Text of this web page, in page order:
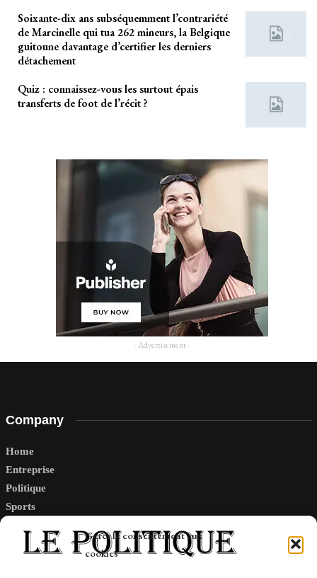
Gérer le consentement aux
cookies
Soixante-dix ans subséquemment l’contrariété
de Marcinelle qui tua 262 mineurs, la Belgique
guitoune davantage d’certifier les derniers
détachement
Quiz : connaissez-vous les surtout épais
transferts de foot de l’récit ?
- Advertisement -
Company
Home
Entreprise
Politique
Sports